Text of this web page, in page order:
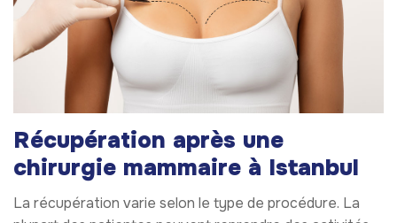
Récupération après une
chirurgie mammaire à Istanbul
La récupération varie selon le type de procédure. La